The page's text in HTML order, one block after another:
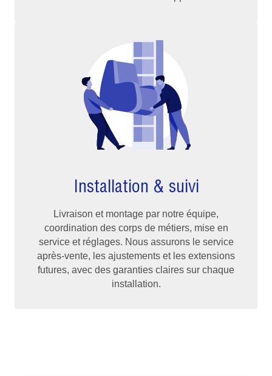
Installation & suivi
Livraison et montage par notre équipe,
coordination des corps de métiers, mise en
service et réglages. Nous assurons le service
après-vente, les ajustements et les extensions
futures, avec des garanties claires sur chaque
installation.